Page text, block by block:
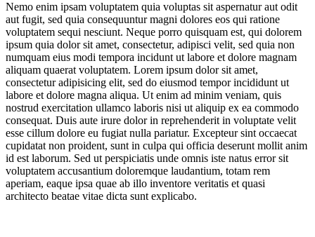
Nemo enim ipsam voluptatem quia voluptas sit aspernatur aut odit
aut fugit, sed quia consequuntur magni dolores eos qui ratione
voluptatem sequi nesciunt. Neque porro quisquam est, qui dolorem
ipsum quia dolor sit amet, consectetur, adipisci velit, sed quia non
numquam eius modi tempora incidunt ut labore et dolore magnam
aliquam quaerat voluptatem. Lorem ipsum dolor sit amet,
consectetur adipisicing elit, sed do eiusmod tempor incididunt ut
labore et dolore magna aliqua. Ut enim ad minim veniam, quis
nostrud exercitation ullamco laboris nisi ut aliquip ex ea commodo
consequat. Duis aute irure dolor in reprehenderit in voluptate velit
esse cillum dolore eu fugiat nulla pariatur. Excepteur sint occaecat
cupidatat non proident, sunt in culpa qui officia deserunt mollit anim
id est laborum. Sed ut perspiciatis unde omnis iste natus error sit
voluptatem accusantium doloremque laudantium, totam rem
aperiam, eaque ipsa quae ab illo inventore veritatis et quasi
architecto beatae vitae dicta sunt explicabo.